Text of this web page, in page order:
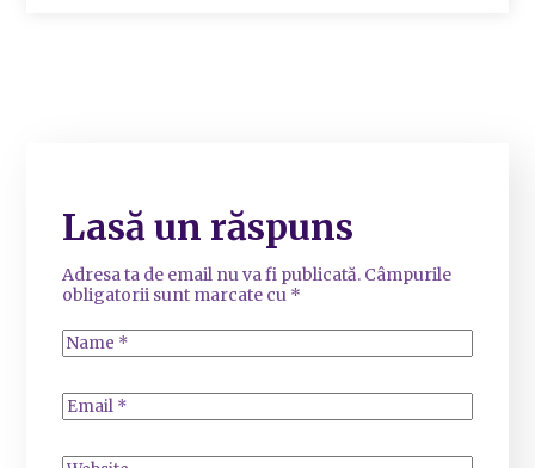
Lasă un răspuns
Adresa ta de email nu va fi publicată. Câmpurile
obligatorii sunt marcate cu *